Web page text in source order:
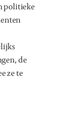
politieke
de
ze te